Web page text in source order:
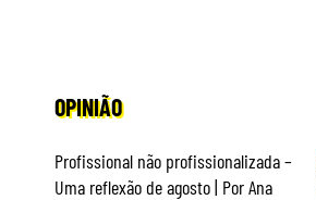
OPINIÃO
Profissional não profissionalizada –
Uma reflexão de agosto | Por Ana